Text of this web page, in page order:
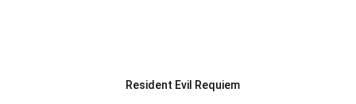
Resident Evil Requiem